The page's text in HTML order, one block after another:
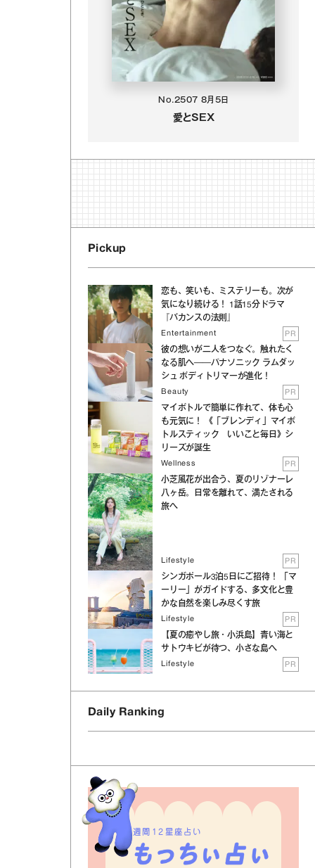
No.2507 8月5日
愛とSEX
Pickup
恋も、笑いも、ミステリーも。次が
気になり続ける！ 1話15分ドラマ
『バカンスの法則』
Entertainment PR
彼の想いが二人をつなぐ。触れたく
なる肌へ──パナソニック ラムダッ
シュ ボディトリマーが進化！
Beauty PR
マイボトルで簡単に作れて、体も心
も元気に！ 《「ブレンディ」マイボ
トルスティック いいこと毎日》シ
リーズが誕生
Wellness PR
小芝風花が出合う、夏のリゾナーレ
八ヶ岳。日常を離れて、満たされる
旅へ
Lifestyle PR
シンガポール3泊5日にご招待！ 「マ
ーリー」がガイドする、多文化と豊
かな自然を楽しみ尽くす旅
Lifestyle PR
【夏の癒やし旅・小浜島】青い海と
サトウキビが待つ、小さな島へ
Lifestyle PR
Daily Ranking
週間12星座占い